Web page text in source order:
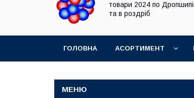
товари 2024 по
та в роздріб
ГОЛОВНА АСОРТИМЕНТ